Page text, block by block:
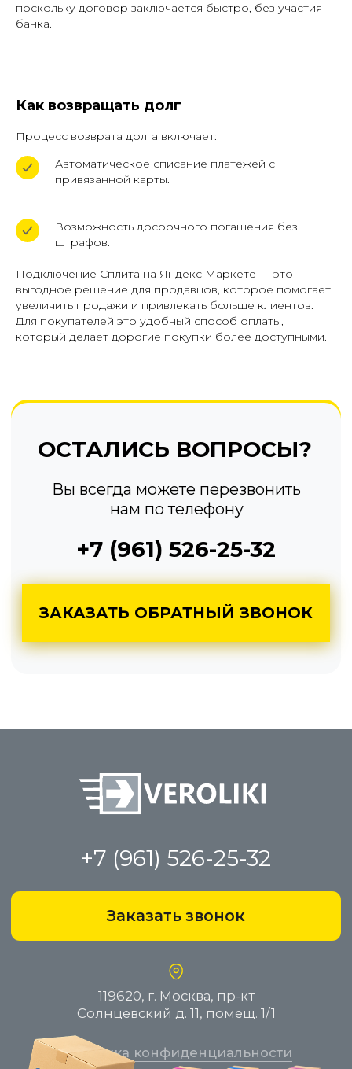
поскольку договор заключается быстро, без участия
банка.
Как возвращать долг
Процесс возврата долга включает:
Автоматическое списание платежей с
привязанной карты.
Возможность досрочного погашения без
штрафов.
Подключение Сплита на Яндекс Маркете — это
выгодное решение для продавцов, которое помогает
увеличить продажи и привлекать больше клиентов.
Для покупателей это удобный способ оплаты,
который делает дорогие покупки более доступными.